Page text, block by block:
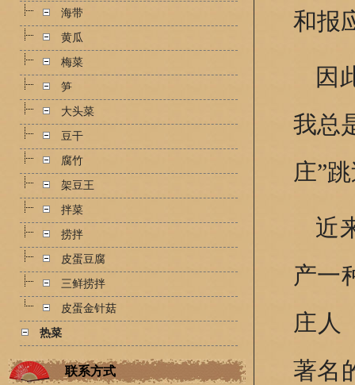
海带
黄瓜
梅菜
笋
大头菜
豆干
腐竹
架豆王
拌菜
捞拌
皮蛋豆腐
三鲜捞拌
皮蛋金针菇
热菜
联系方式
和报
因
我总
庄”
近
产一
庄人
著名